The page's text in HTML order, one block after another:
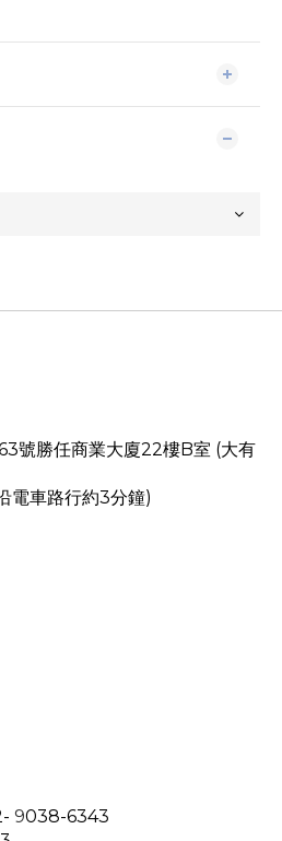
號勝任商業大廈22樓B室 (大有
電車路行約3分鐘)
9038-6343